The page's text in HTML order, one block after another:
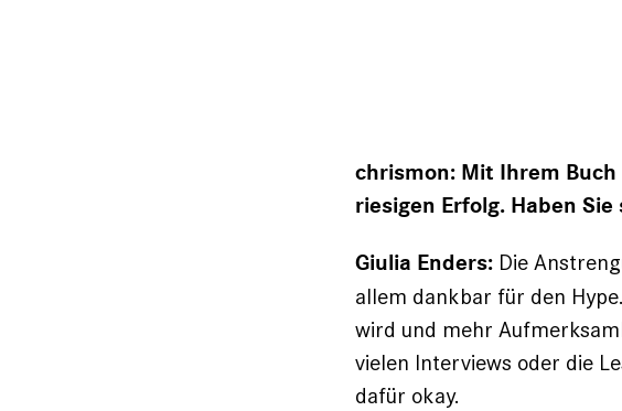
chrismon: Mit Ihrem
riesigen Erfolg. Haben
Giulia Enders: Die
allem dankbar für den
wird und mehr
vielen Interviews oder die
dafür okay.